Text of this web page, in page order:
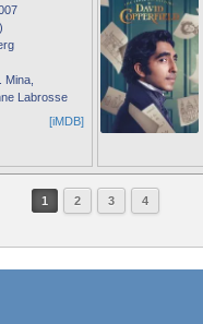
Mina,
Labrosse
[iMDB]
1 2 3 4